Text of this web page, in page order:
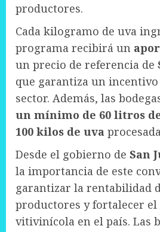
productores.
Cada kilogramo de uva
programa recibirá un
un precio de referencia de
que garantiza un incentivo
sector. Además, las
un mínimo de 60 litros
100 kilos de uva
Desde el gobierno de San
la importancia de este
garantizar la rentabilidad
productores y fortalecer el
vitivinícola en el país. Las